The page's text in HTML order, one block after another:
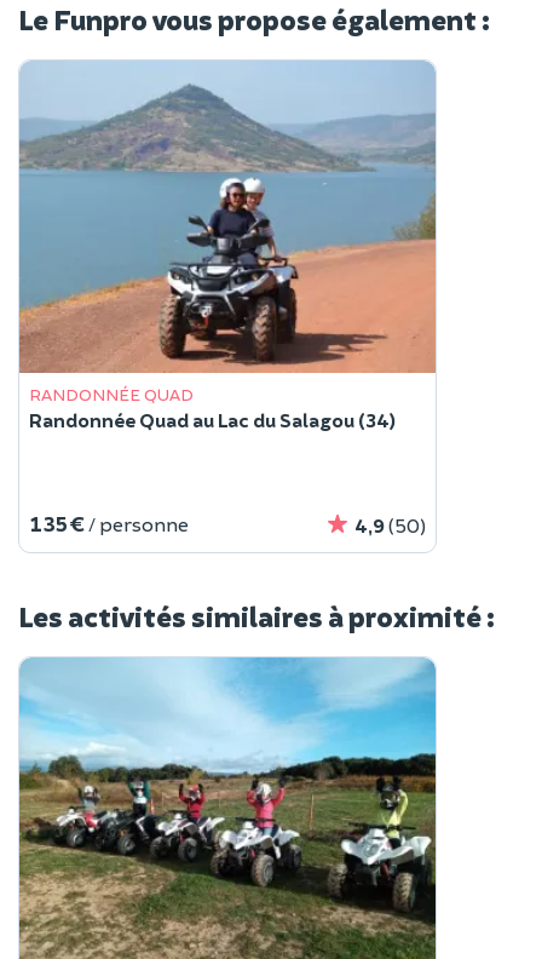
Le Funpro vous propose également :
RANDONNÉE QUAD
Randonnée Quad au Lac du Salagou (34)
135 € / personne 4,9(50)
Les activités similaires à proximité :